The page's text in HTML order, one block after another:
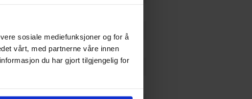
sosiale mediefunksjoner og for å
vårt, med partnerne våre innen
du har gjort tilgjengelig for